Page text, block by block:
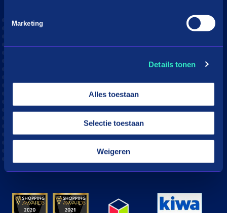
Marketing
Details tonen
Alles toestaan
Selectie toestaan
Weigeren
Download the in3 app
Play store
© in3 - 2026 All rights reserverd